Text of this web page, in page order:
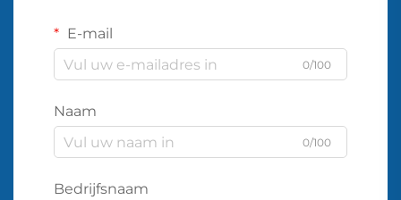
E-mail
0/100
Naam
0/100
Bedrijfsnaam